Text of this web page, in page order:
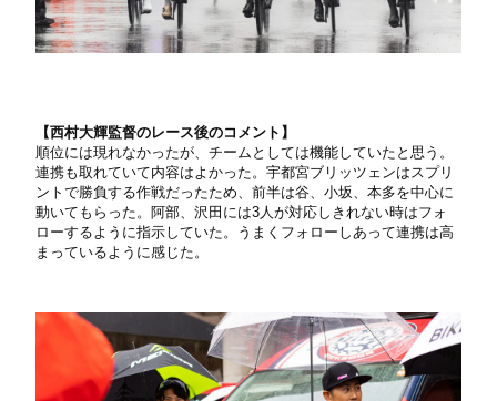
【西村大輝監督のレース後のコメント】
順位には現れなかったが、チームとしては機能していたと思う。
連携も取れていて内容はよかった。宇都宮ブリッツェンはスプリ
ントで勝負する作戦だったため、前半は谷、小坂、本多を中心に
動いてもらった。阿部、沢田には3人が対応しきれない時はフォ
ローするように指示していた。うまくフォローしあって連携は高
まっているように感じた。